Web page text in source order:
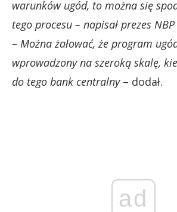
warunków ugód, to można się
tego procesu – napisał prezes
– Można żałować, że program
wprowadzony na szeroką skalę,
do tego bank centralny– dodał.
ad